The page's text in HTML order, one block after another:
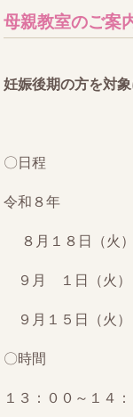
母親教室のご案
妊娠後期の方を対
〇日程
令和８年
８月１８日（火）
９月 １日（火）
９月１５日（火）
〇時間
１３：００～１４：